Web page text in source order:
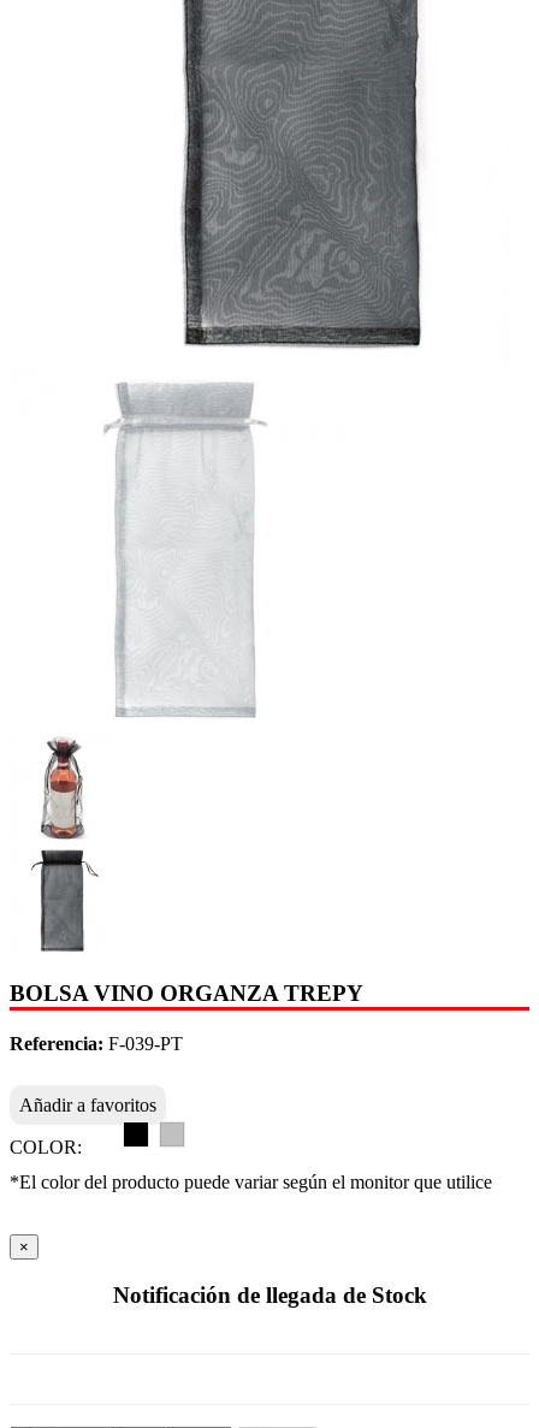
BOLSA VINO ORGANZA TREPY
Referencia: F-039-PT
Añadir a favoritos
COLOR:
*El color del producto puede variar según el monitor que utilice
×
Notificación de llegada de Stock